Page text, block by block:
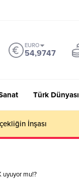
EURO
54,9747
Türk Dünyası
uyuyor mu!?